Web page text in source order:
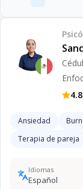
4.8
Ansiedad
Terapia de pareja
Idiomas
Español